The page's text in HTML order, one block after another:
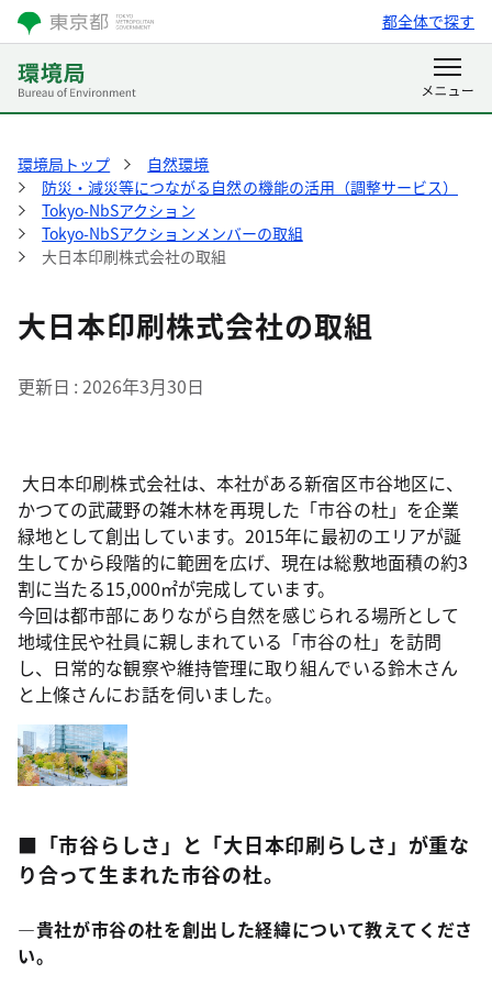
都全体で探す
環境局トップ
自然環境
防災・減災等につながる自然の機能の活用（調整サービス）
Tokyo-NbSアクション
Tokyo-NbSアクションメンバーの取組
大日本印刷株式会社の取組
大日本印刷株式会社の取組
更新日 2026年3月30日
大日本印刷株式会社は、本社がある新宿区市谷地区に、
かつての武蔵野の雑木林を再現した「市谷の杜」を企業
緑地として創出しています。2015年に最初のエリアが誕
生してから段階的に範囲を広げ、現在は総敷地面積の約3
割に当たる15,000㎡が完成しています。
今回は都市部にありながら自然を感じられる場所として
地域住民や社員に親しまれている「市谷の杜」を訪問
し、日常的な観察や維持管理に取り組んでいる鈴木さん
と上條さんにお話を伺いました。
■「市谷らしさ」と「大日本印刷らしさ」が重な
り合って生まれた市谷の杜。
―貴社が市谷の杜を創出した経緯について教えてくださ
い。